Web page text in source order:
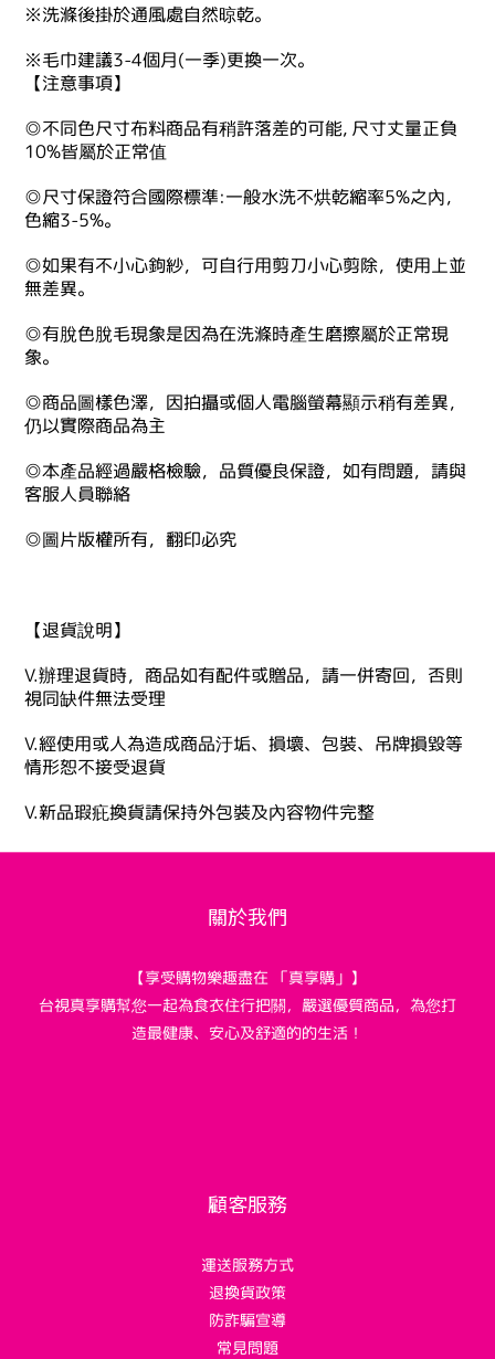
※洗滌後掛於通風處自然晾乾。
※毛巾建議3-4個月(一季)更換一次。
【注意事項】
◎不同色尺寸布料商品有稍許落差的可能, 尺寸丈量正負
10%皆屬於正常值
◎尺寸保證符合國際標準:一般水洗不烘乾縮率5%之內，
色縮3-5%。
◎如果有不小心鉤紗，可自行用剪刀小心剪除，使用上並
無差異。
◎有脫色脫毛現象是因為在洗滌時產生磨擦屬於正常現
象。
◎商品圖樣色澤，因拍攝或個人電腦螢幕顯示稍有差異，
仍以實際商品為主
◎本產品經過嚴格檢驗，品質優良保證，如有問題，請與
客服人員聯絡
◎圖片版權所有，翻印必究
【退貨說明】
V.辦理退貨時，商品如有配件或贈品，請一併寄回，否則
視同缺件無法受理
V.經使用或人為造成商品汙垢、損壞、包裝、吊牌損毀等
情形恕不接受退貨
V.新品瑕疪換貨請保持外包裝及內容物件完整
關於我們
【享受購物樂趣盡在 「真享購」】
台視真享購幫您一起為食衣住行把關，嚴選優質商品，為您打
造最健康、安心及舒適的的生活！
顧客服務
運送服務方式
退換貨政策
防詐騙宣導
常見問題